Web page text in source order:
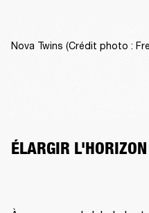
Nova Twins (Crédit photo :
ÉLARGIR